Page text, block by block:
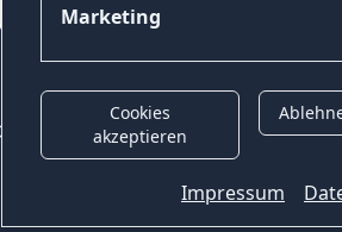
Marketing
Cookies
akzeptieren
Impressum
KontaktGender-